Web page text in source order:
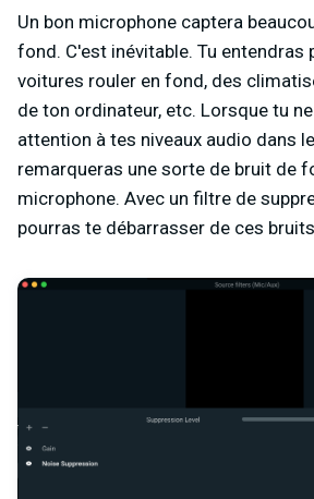
Un bon microphone captera
fond. C'est inévitable. Tu entendras
voitures rouler en fond, des
de ton ordinateur, etc. Lorsque tu
attention à tes niveaux audio dans
remarqueras une sorte de bruit de
microphone. Avec un filtre de
pourras te débarrasser de ces